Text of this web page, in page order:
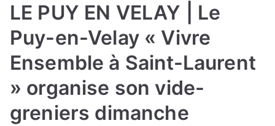
LE PUY EN VELAY | Le
Puy-en-Velay « Vivre
Ensemble à Saint-Laurent
» organise son vide-
greniers dimanche